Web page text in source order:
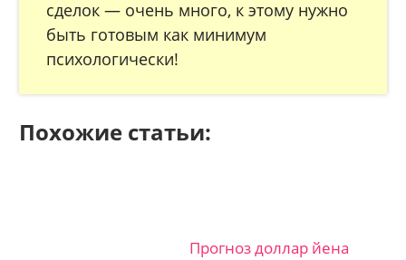
сделок — очень много, к этому нужно
быть готовым как минимум
психологически!
Похожие статьи:
Прогноз доллар йена